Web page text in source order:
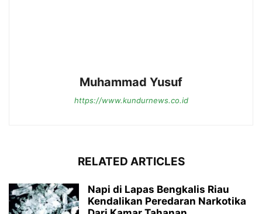
Muhammad Yusuf
https://www.kundurnews.co.id
RELATED ARTICLES
Napi di Lapas Bengkalis Riau
Kendalikan Peredaran Narkotika